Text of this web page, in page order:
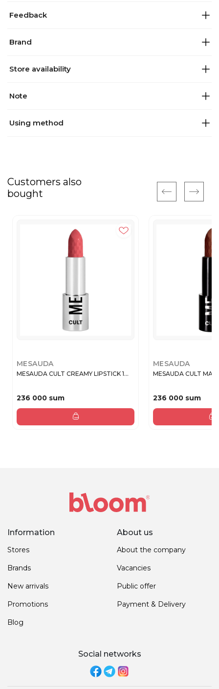
Feedback
Brand
Store availability
Note
Using method
Customers also
bought
MESAUDA
MESAUDA CULT CREAMY LIPSTICK 1...
236 000 sum
MESAUDA
MESAUDA CULT
236 000 sum
Information
Stores
Brands
New arrivals
Promotions
Blog
About us
About the company
Vacancies
Public offer
Payment & Delivery
Social networks